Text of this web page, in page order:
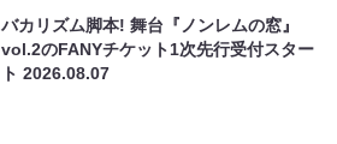
バカリズム脚本! 舞台『ノンレムの窓』
vol.2のFANYチケット1次先行受付スター
ト2026.08.07